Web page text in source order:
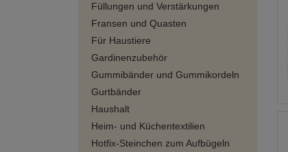
Füllungen und Verstärkungen
Fransen und Quasten
Für Haustiere
Gardinenzubehör
Gummibänder und Gummikordeln
Gurtbänder
Haushalt
Heim- und Küchentextilien
Hotfix-Steinchen zum Aufbügeln